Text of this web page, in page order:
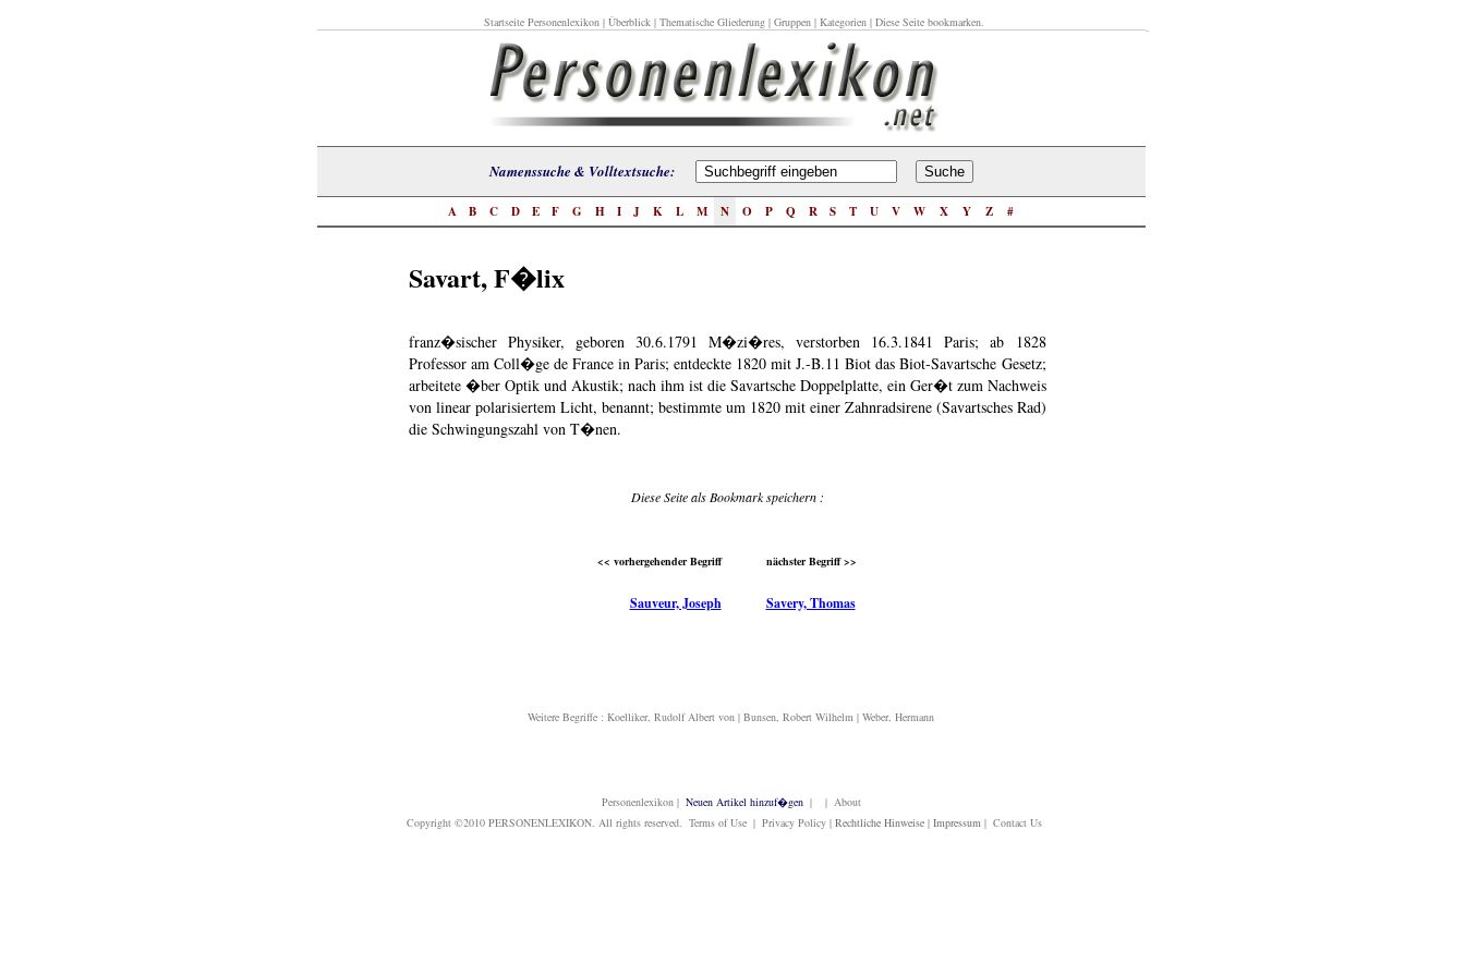
Startseite Personenlexikon| Überblick| Thematische Gliederung| Gruppen| Kategorien| Diese Seite bookmarken.
Namenssuche & Volltextsuche:
A B C D E F G H I J K L M N O P Q R S T U V W X Y Z #
Savart, F�lix
franz�sischer Physiker, geboren 30.6.1791 M�zi�res, verstorben 16.3.1841 Paris; ab 1828
Professor am Coll�ge de France in Paris; entdeckte 1820 mit J.-B.11 Biot das Biot-Savartsche Gesetz;
arbeitete �ber Optik und Akustik; nach ihm ist die Savartsche Doppelplatte, ein Ger�t zum Nachweis
von linear polarisiertem Licht, benannt; bestimmte um 1820 mit einer Zahnradsirene (Savartsches Rad)
die Schwingungszahl von T�nen.
Diese Seite als Bookmark speichern :
<< vorhergehender Begriff nächster Begriff >>
Sauveur, Joseph Savery, Thomas
Weitere Begriffe : Koelliker, Rudolf Albert von | Bunsen, Robert Wilhelm | Weber, Hermann
Personenlexikon| Neuen Artikel hinzuf�gen | | About
Copyright ©2010 PERSONENLEXIKON. All rights reserved. Terms of Use | Privacy Policy | Rechtliche Hinweise | Impressum | Contact Us